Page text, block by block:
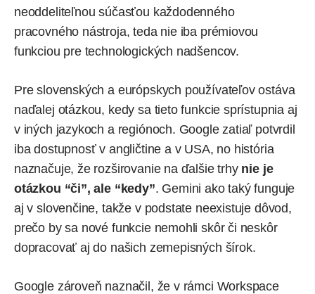
neoddeliteľnou súčasťou každodenného
pracovného nástroja, teda nie iba prémiovou
funkciou pre technologických nadšencov.
Pre slovenských a európskych používateľov ostáva
naďalej otázkou, kedy sa tieto funkcie sprístupnia aj
v iných jazykoch a regiónoch. Google zatiaľ potvrdil
iba dostupnosť v angličtine a v USA, no história
naznačuje, že rozširovanie na ďalšie trhy nie je
otázkou “či”, ale “kedy”. Gemini ako taký funguje
aj v slovenčine, takže v podstate neexistuje dôvod,
prečo by sa nové funkcie nemohli skôr či neskôr
dopracovať aj do našich zemepisných šírok.
Google zároveň naznačil, že v rámci Workspace